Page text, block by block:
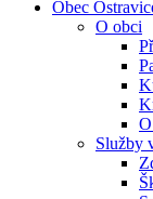
Obec
O obci
Služby